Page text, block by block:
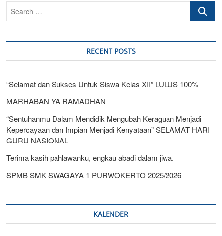
Dinas
Banyumas
Search
RECENT POSTS
“Selamat dan Sukses Untuk Siswa Kelas XII” LULUS 100%
MARHABAN YA RAMADHAN
“Sentuhanmu Dalam Mendidik Mengubah Keraguan Menjadi
Kepercayaan dan Impian Menjadi Kenyataan” SELAMAT HARI
GURU NASIONAL
Terima kasih pahlawanku, engkau abadi dalam jiwa.
SPMB SMK SWAGAYA 1 PURWOKERTO 2025/2026
KALENDER